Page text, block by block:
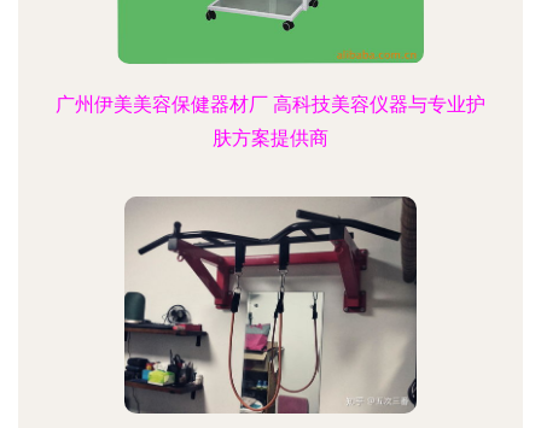
广州伊美美容保健器材厂 高科技美容仪器与专业护
肤方案提供商